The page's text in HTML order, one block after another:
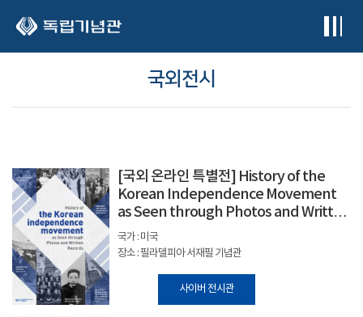
국외전시
[국외 온라인 특별전] History of the
Korean Independence Movement
as Seen through Photos and Written
Records
국가 : 미국
장소 : 필라델피아 서재필 기념관
사이버 전시관